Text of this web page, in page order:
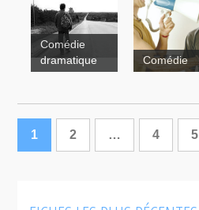
Comédie
dramatique
Comédie
1 2 … 4 5